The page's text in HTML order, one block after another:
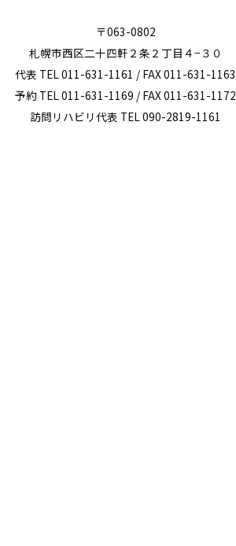
〒063-0802
札幌市西区二十四軒２条２丁目４−３０
代表 TEL 011-631-1161 / FAX 011-631-1163
予約 TEL 011-631-1169 / FAX 011-631-1172
訪問リハビリ代表 TEL 090-2819-1161